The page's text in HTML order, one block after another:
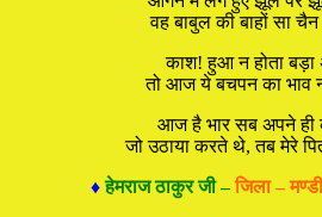
वह बाबुल की बाहों सा
काश! हुआ न होता बड़ा
तो आज ये बचपन का भाव
आज है भार सब अपने ही
जो उठाया करते थे, तब मेरे
♦हेमराज ठाकुर जी –जिला – मण्डी